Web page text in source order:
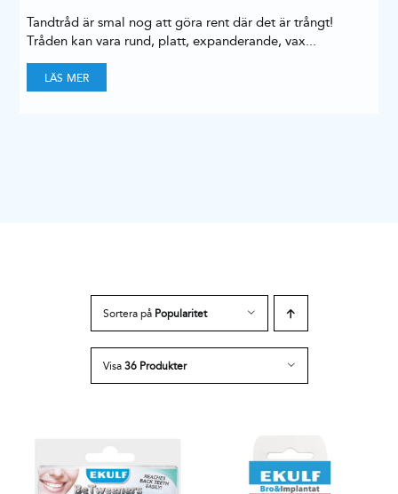
ÖVRIGT
FÖR FÖRETAG
Tandtråd är smal nog att göra rent där det är trångt!
Tråden kan vara rund, platt, expanderande, vax...
LÄS MER
Sortera på Popularitet
Visa36 Produkter